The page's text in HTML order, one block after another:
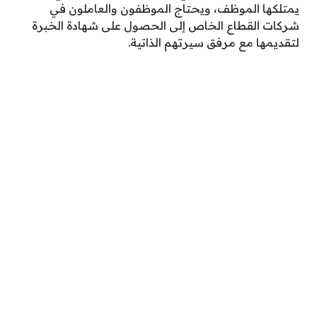
يمتلكها الموظف، ويحتاج الموظفون والعاملون في
شركات القطاع الخاص إلى الحصول على شهادة الخبرة
لتقديمها مع مرفق سيرتهم الذاتية.